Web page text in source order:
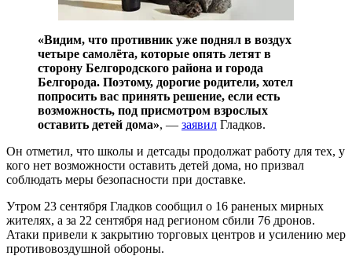
«Видим, что противник уже поднял в воздух
четыре самолёта, которые опять летят в
сторону Белгородского района и города
Белгорода. Поэтому, дорогие родители, хотел
попросить вас принять решение, если есть
возможность, под присмотром взрослых
оставить детей дома», — заявил Гладков.
Он отметил, что школы и детсады продолжат работу для тех, у
кого нет возможности оставить детей дома, но призвал
соблюдать меры безопасности при доставке.
Утром 23 сентября Гладков сообщил о 16 раненых мирных
жителях, а за 22 сентября над регионом сбили 76 дронов.
Атаки привели к закрытию торговых центров и усилению мер
противовоздушной обороны.